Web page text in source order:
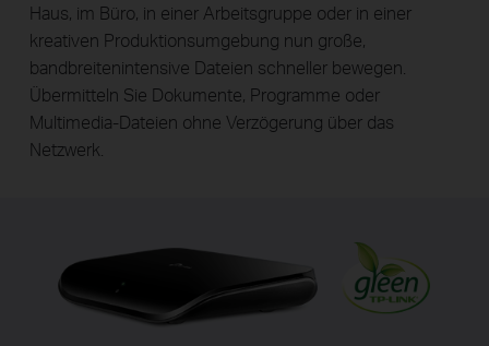
Haus, im Büro, in einer Arbeitsgruppe oder in einer
kreativen Produktionsumgebung nun große,
bandbreitenintensive Dateien schneller bewegen.
Übermitteln Sie Dokumente, Programme oder
Multimedia-Dateien ohne Verzögerung über das
Netzwerk.